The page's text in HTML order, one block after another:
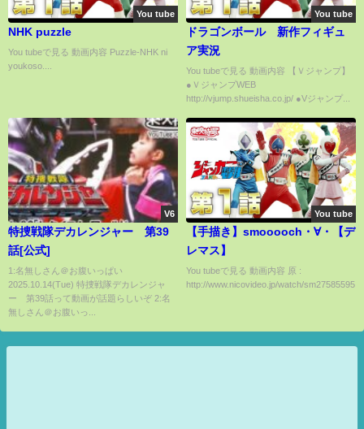
You tube
NHK puzzle
You tubeで見る 動画内容 Puzzle-NHK ni
youkoso....
You tube
ドラゴンボール 新作フィギュ
ア実況
You tubeで見る 動画内容 【Ｖジャンプ】
●ＶジャンプWEB
http://vjump.shueisha.co.jp/ ●Vジャンプ...
V6
特捜戦隊デカレンジャー 第39
話[公式]
1:名無しさん＠お腹いっぱい
2025.10.14(Tue) 特捜戦隊デカレンジャ
ー 第39話って動画が話題らしいぞ 2:名
無しさん＠お腹いっ...
You tube
【手描き】smooooch・∀・【デ
レマス】
You tubeで見る 動画内容 原 :
http://www.nicovideo.jp/watch/sm27585595...